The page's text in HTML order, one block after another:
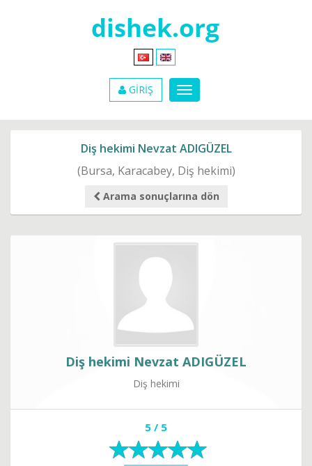
GİRİŞ
Diş hekimi Nevzat ADIGÜZEL
(Bursa, Karacabey, Diş hekimi)
Arama sonuçlarına dön
Diş hekimi Nevzat ADIGÜZEL
Diş hekimi
5 / 5